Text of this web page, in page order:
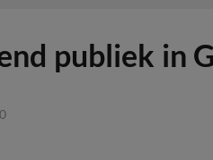
publiek in